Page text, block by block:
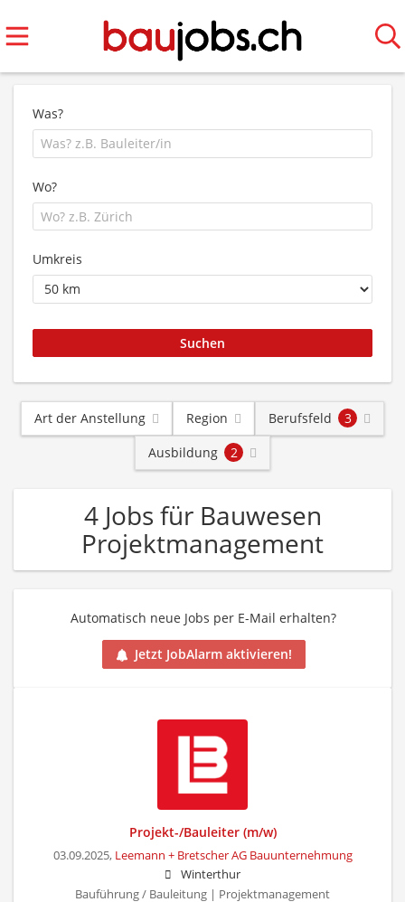
Was?
Wo?
Umkreis
Art der Anstellung Region Berufsfeld
3
Ausbildung
2
4 Jobs für Bauwesen
Projektmanagement
Automatisch neue Jobs per E-Mail erhalten?
Jetzt JobAlarm aktivieren!
Projekt-/Bauleiter (m/w)
03.09.2025, Leemann + Bretscher AG Bauunternehmung
Winterthur
Bauführung / Bauleitung | Projektmanagement